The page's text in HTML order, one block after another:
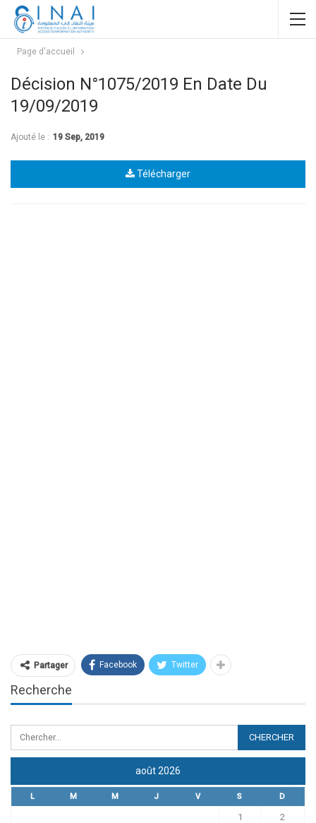
Page d'accueil
Décision N°1075/2019 En Date Du
19/09/2019
Ajouté le : 19 Sep, 2019
Télécharger
Partager Facebook Twitter
Recherche
août 2026
L M M J V S D
1 2